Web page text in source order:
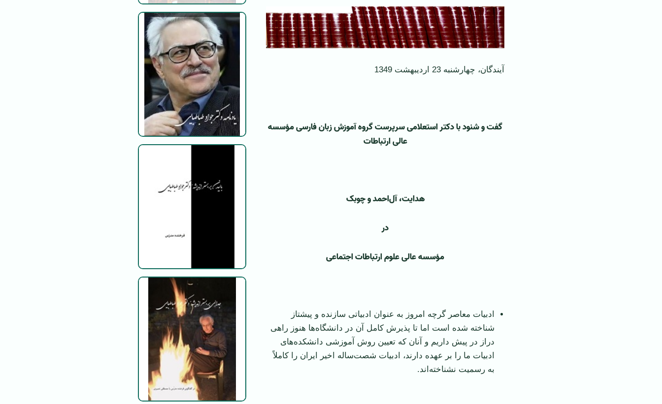
آیندگان، چهارشنبه 23 اردیبهشت 1349
گفت و شنود با دکتر استعلامی سرپرست گروه آموزش زبان فارسی مؤسسه
عالی ارتباطات
هدایت، آل‌احمد و چوبک
در
مؤسسه عالی علوم ارتباطات اجتماعی
ادبیات معاصر گرچه امروز به عنوان ادبیاتی سازنده و پیشتاز
شناخته شده است اما تا پذیرش کامل آن در دانشگاه‌ها هنوز راهی
دراز در پیش داریم و آنان که تعیین روش آموزشی دانشکده‌های
ادبیات ما را بر عهده دارند، ادبیات شصت‌ساله اخیر ایران را کاملاً
به رسمیت نشناخته‌اند.